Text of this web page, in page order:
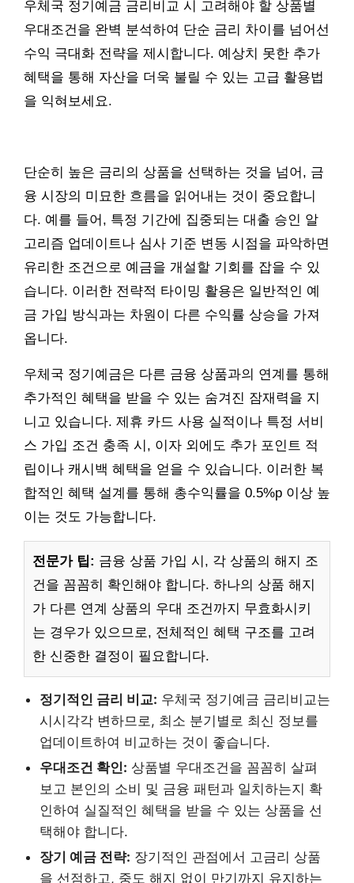
우체국 정기예금 금리비교 시 고려해야 할 상품별
우대조건을 완벽 분석하여 단순 금리 차이를 넘어선
수익 극대화 전략을 제시합니다. 예상치 못한 추가
혜택을 통해 자산을 더욱 불릴 수 있는 고급 활용법
을 익혀보세요.
단순히 높은 금리의 상품을 선택하는 것을 넘어, 금
융 시장의 미묘한 흐름을 읽어내는 것이 중요합니
다. 예를 들어, 특정 기간에 집중되는 대출 승인 알
고리즘 업데이트나 심사 기준 변동 시점을 파악하면
유리한 조건으로 예금을 개설할 기회를 잡을 수 있
습니다. 이러한 전략적 타이밍 활용은 일반적인 예
금 가입 방식과는 차원이 다른 수익률 상승을 가져
옵니다.
우체국 정기예금은 다른 금융 상품과의 연계를 통해
추가적인 혜택을 받을 수 있는 숨겨진 잠재력을 지
니고 있습니다. 제휴 카드 사용 실적이나 특정 서비
스 가입 조건 충족 시, 이자 외에도 추가 포인트 적
립이나 캐시백 혜택을 얻을 수 있습니다. 이러한 복
합적인 혜택 설계를 통해 총수익률을 0.5%p 이상 높
이는 것도 가능합니다.
전문가 팁: 금융 상품 가입 시, 각 상품의 해지 조
건을 꼼꼼히 확인해야 합니다. 하나의 상품 해지
가 다른 연계 상품의 우대 조건까지 무효화시키
는 경우가 있으므로, 전체적인 혜택 구조를 고려
한 신중한 결정이 필요합니다.
정기적인 금리 비교: 우체국 정기예금 금리비교는
시시각각 변하므로, 최소 분기별로 최신 정보를
업데이트하여 비교하는 것이 좋습니다.
우대조건 확인: 상품별 우대조건을 꼼꼼히 살펴
보고 본인의 소비 및 금융 패턴과 일치하는지 확
인하여 실질적인 혜택을 받을 수 있는 상품을 선
택해야 합니다.
장기 예금 전략: 장기적인 관점에서 고금리 상품
을 선점하고, 중도 해지 없이 만기까지 유지하는